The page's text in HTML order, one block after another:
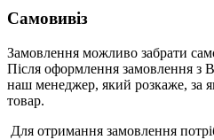
Самовивіз
Замовлення можливо забрати
Після оформлення замовлення з
наш менеджер, який розкаже, за
товар.
Для отримання замовлення